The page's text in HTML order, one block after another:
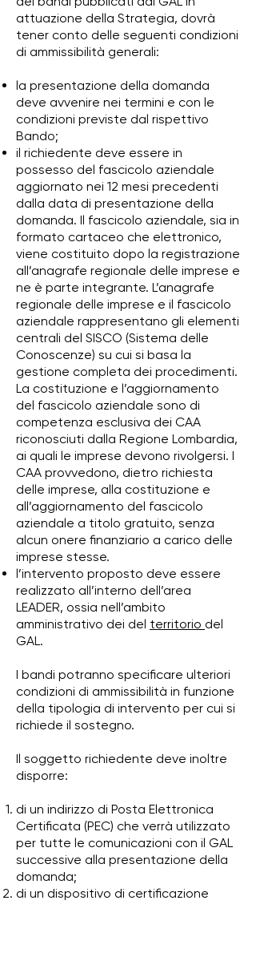
attuazione della Strategia, dovrà
tener conto delle seguenti condizioni
di ammissibilità generali:
la presentazione della domanda
deve avvenire nei termini e con le
condizioni previste dal rispettivo
Bando;
il richiedente deve essere in
possesso del fascicolo aziendale
aggiornato nei 12 mesi precedenti
dalla data di presentazione della
domanda. Il fascicolo aziendale, sia in
formato cartaceo che elettronico,
viene costituito dopo la registrazione
all’anagrafe regionale delle imprese e
ne è parte integrante. L’anagrafe
regionale delle imprese e il fascicolo
aziendale rappresentano gli elementi
centrali del SISCO (Sistema delle
Conoscenze) su cui si basa la
gestione completa dei procedimenti.
La costituzione e l’aggiornamento
del fascicolo aziendale sono di
competenza esclusiva dei CAA
riconosciuti dalla Regione Lombardia,
ai quali le imprese devono rivolgersi. I
CAA provvedono, dietro richiesta
delle imprese, alla costituzione e
all’aggiornamento del fascicolo
aziendale a titolo gratuito, senza
alcun onere finanziario a carico delle
imprese stesse.
l’intervento proposto deve essere
realizzato all’interno dell’area
LEADER, ossia nell’ambito
amministrativo dei del territorio del
GAL.
I bandi potranno specificare ulteriori
condizioni di ammissibilità in funzione
della tipologia di intervento per cui si
richiede il sostegno.
Il soggetto richiedente deve inoltre
disporre:
di un indirizzo di Posta Elettronica
Certificata (PEC) che verrà utilizzato
per tutte le comunicazioni con il GAL
successive alla presentazione della
domanda;
di un dispositivo di certificazione